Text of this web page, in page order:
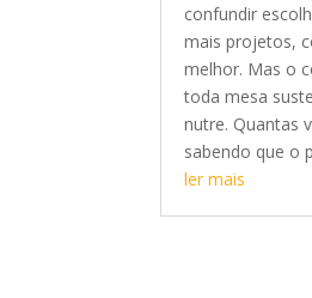
confundir
mais projetos,
melhor. Mas o
toda mesa
nutre. Quantas
sabendo que o
ler mais